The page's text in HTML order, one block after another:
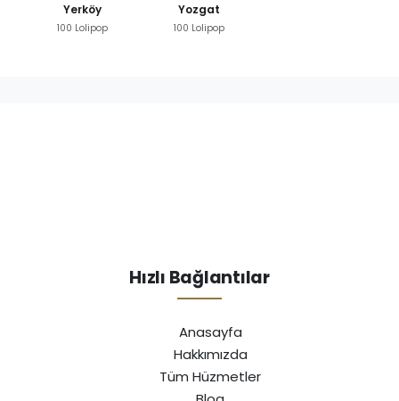
Yerköy
100 Lolipop
Yozgat
100 Lolipop
Hızlı Bağlantılar
Anasayfa
Hakkımızda
Tüm Hüzmetler